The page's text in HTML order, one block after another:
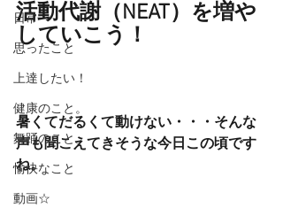
日常
思ったこと
上達したい！
健康のこと。
舞踊のこと。
愉快なこと
動画☆
活動代謝（NEAT）を増や
していこう！
暑くてだるくて動けない・・・そんな
声も聞こえてきそうな今日この頃です
ね。